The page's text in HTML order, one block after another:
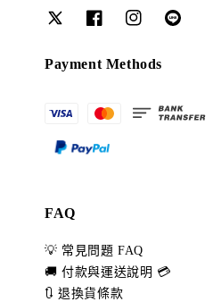
Payment Methods
FAQ
💡 常見問題 FAQ
🚚 付款與運送說明 💳
🔃 退換貨條款